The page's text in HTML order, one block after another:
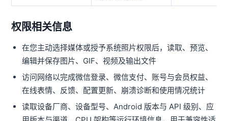
权限相关信息
在您主动选择媒体或授予系统照片权限后，读取、预览、
编辑并保存图片、GIF、视频及输出文件
访问网络以完成微信登录、微信支付、账号与会员权益、
在线表情、反馈、配置更新、崩溃诊断和使用情况统计
读取设备厂商、设备型号、Android 版本与 API 级别、应